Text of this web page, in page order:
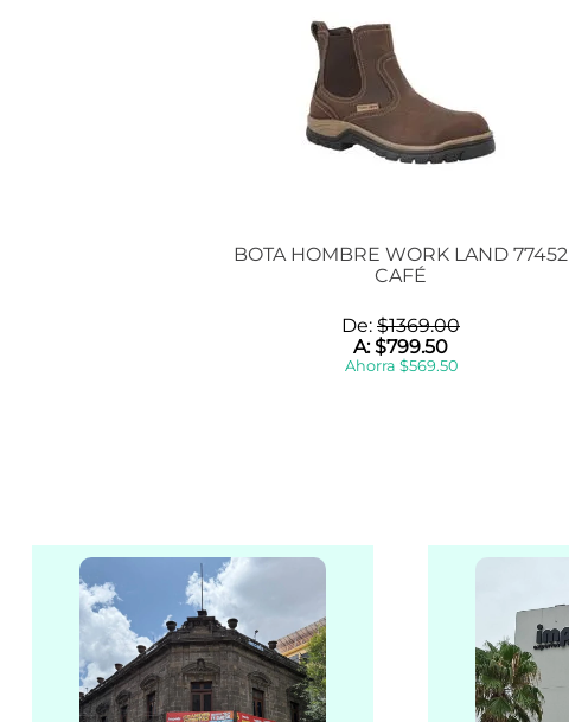
BOTA HOMBRE WORK LAND 77452
CAFÉ
De: $1369.00
A:$799.50
Ahorra $569.50